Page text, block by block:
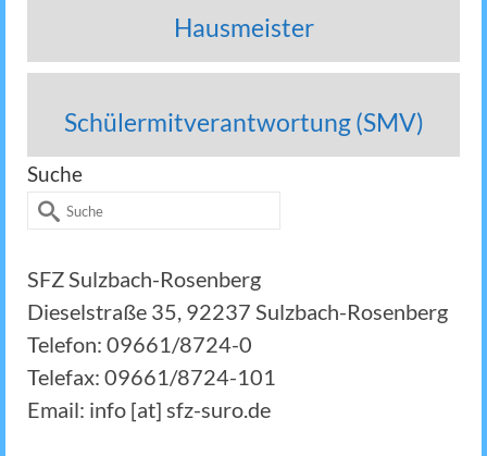
Hausmeister
Schülermitverantwortung (SMV)
Suche
Suche
SFZ Sulzbach-Rosenberg
Dieselstraße 35, 92237 Sulzbach-Rosenberg
Telefon: 09661/8724-0
Telefax: 09661/8724-101
Email: info [at] sfz-suro.de